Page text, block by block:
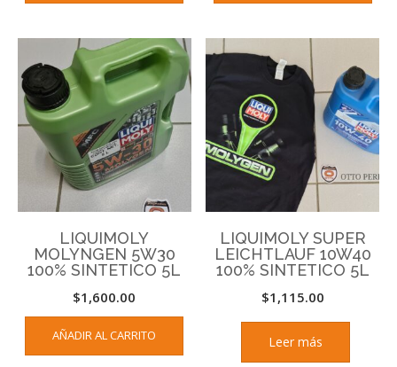
LIQUIMOLY
MOLYNGEN 5W30
100% SINTETICO 5L
$1,600.00
AÑADIR AL CARRITO
LIQUIMOLY SUPER
LEICHTLAUF 10W40
100% SINTETICO 5L
$1,115.00
Leer más